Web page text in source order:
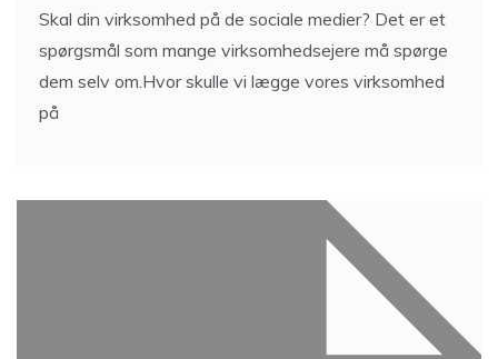
Skal din virksomhed på de sociale medier? Det er et
spørgsmål som mange virksomhedsejere må spørge
dem selv om.Hvor skulle vi lægge vores virksomhed
på